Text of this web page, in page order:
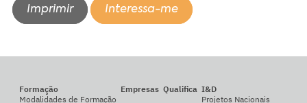
Imprimir Interessa-me
Formação
Modalidades de Formação
Empresas Qualifica I&D
Projetos Nacionais